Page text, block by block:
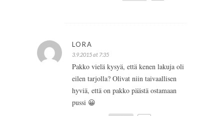
LORA
3.9.2015 at 7:35
Pakko vielä kysyä, että kenen lakuja oli
eilen tarjolla? Olivat niin taivaallisen
hyviä, että on pakko päästä ostamaan
pussi 😀